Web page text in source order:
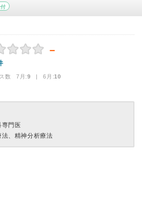
－
数 7月:9 | 6月:10
専門医
法、精神分析療法